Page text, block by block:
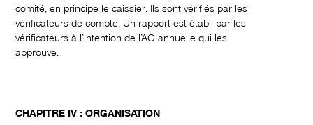
comité, en principe le caissier. Ils sont vérifiés par les
vérificateurs de compte. Un rapport est établi par les
vérificateurs à l’intention de l’AG annuelle qui les
approuve.
CHAPITRE IV : ORGANISATION